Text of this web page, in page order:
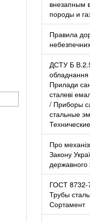
внезапным
породы и
Правила
ДСТУ Б
обладнання
Прилади
сталеві
/ Приборы
стальные
Про
Закону
ГОСТ
Трубы
Сортамент